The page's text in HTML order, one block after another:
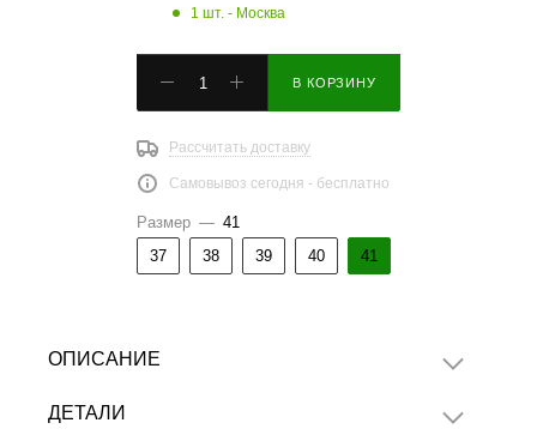
1 шт. - Москва
В КОРЗИНУ
Рассчитать доставку
Самовывоз сегодня - бесплатно
Размер — 41
37
38 39 40 41
ОПИСАНИЕ
ДЕТАЛИ